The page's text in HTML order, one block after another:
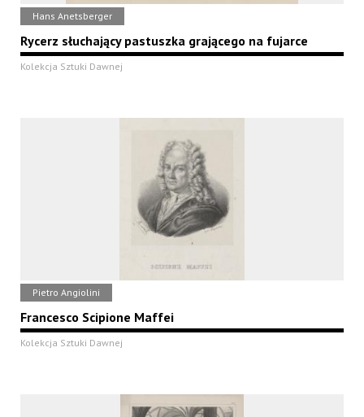
Hans Anetsberger
Rycerz słuchający pastuszka grającego na fujarce
Kolekcja Sztuki Dawnej
Pietro Angiolini
Francesco Scipione Maffei
Kolekcja Sztuki Dawnej